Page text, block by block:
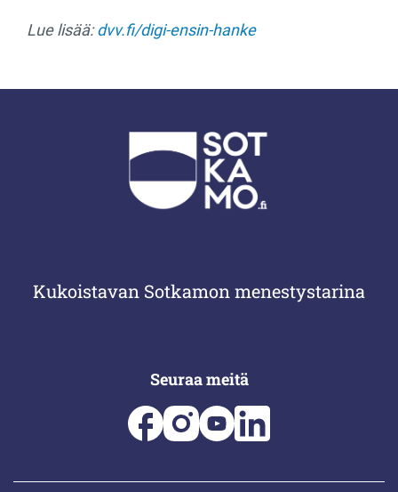
Lue lisää:dvv.fi/digi-ensin-hanke
Kukoistavan Sotkamon menestystarina
Seuraa meitä